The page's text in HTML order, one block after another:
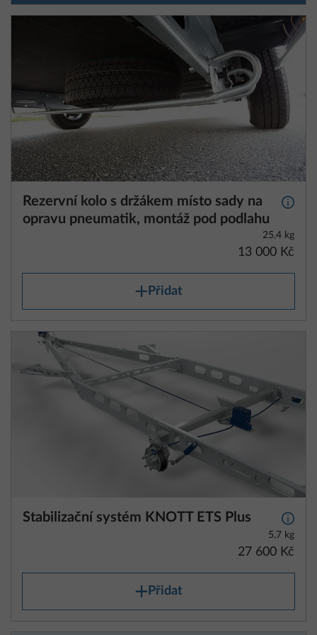
Rezervní kolo s držákem místo sady na
opravu pneumatik, montáž pod podlahu
Další
25,4 kg
13 000 Kč
Přidat
Stabilizační systém KNOTT ETS Plus Další
5,7 kg
27 600 Kč
Přidat